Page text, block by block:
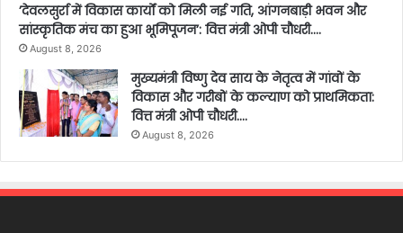
’देवलसुर्रा में विकास कार्यों को मिली नई गति, आंगनबाड़ी भवन और
सांस्कृतिक मंच का हुआ भूमिपूजन’: वित्त मंत्री ओपी चौधरी….
August 8, 2026
मुख्यमंत्री विष्णु देव साय के नेतृत्व में गांवों के
विकास और गरीबों के कल्याण को प्राथमिकता:
वित्त मंत्री ओपी चौधरी….
August 8, 2026